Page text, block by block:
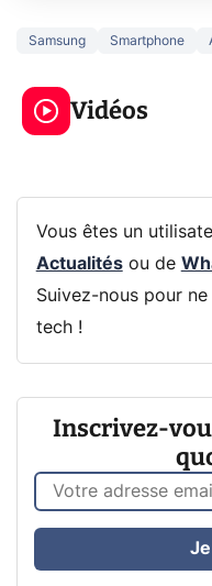
Samsung Smartphone
Vidéos
3 écrans en 1
319€ ? Voici
CQ32G4ZA !
Vous êtes un
Actualitésou de
Suivez-nous pour
tech !
Inscrivez-